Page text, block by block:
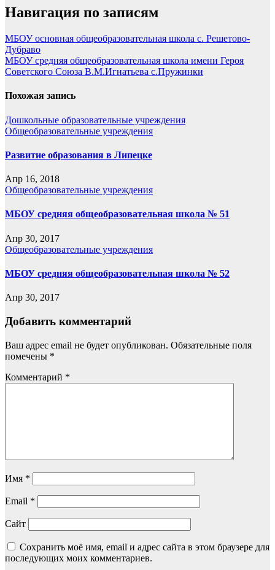
Навигация по записям
МБОУ основная общеобразовательная школа с. Решетово-
Дубраво
МБОУ средняя общеобразовательная школа имени Героя
Советского Союза В.М.Игнатьева с.Пружинки
Похожая запись
Дошкольные образовательные учреждения
Общеобразовательные учреждения
Развитие образования в Липецке
Апр 16, 2018
Общеобразовательные учреждения
МБОУ средняя общеобразовательная школа № 51
Апр 30, 2017
Общеобразовательные учреждения
МБОУ средняя общеобразовательная школа № 52
Апр 30, 2017
Добавить комментарий
Ваш адрес email не будет опубликован. Обязательные поля
помечены *
Комментарий *
Имя *
Email *
Сайт
Сохранить моё имя, email и адрес сайта в этом браузере для
последующих моих комментариев.